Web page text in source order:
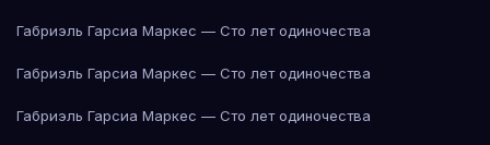
Габриэль Гарсиа Маркес — Сто лет одиночества
Габриэль Гарсиа Маркес — Сто лет одиночества
Габриэль Гарсиа Маркес — Сто лет одиночества